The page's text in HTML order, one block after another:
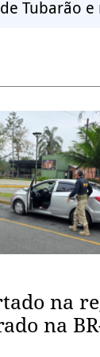
Tubarão e
na
na